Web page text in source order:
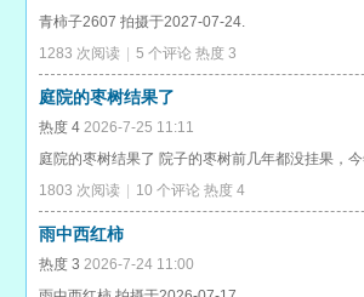
青柿子2607 拍摄于2027-07-24.
1283 次阅读
5 个评论 热度 3
庭院的枣树结果了
热度 4 2026-7-25 11:11
庭院的枣树结果了 院子的枣树前几年都没挂果，
1803 次阅读
10 个评论 热度 4
雨中西红柿
热度 3 2026-7-24 11:00